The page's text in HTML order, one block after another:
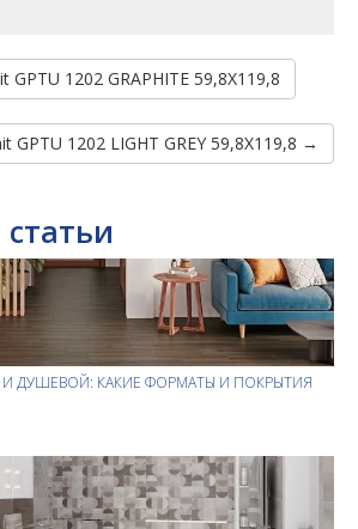
GPTU 1202 GRAPHITE 59,8X119,8
GPTU 1202 LIGHT GREY 59,8X119,8 →
ДУШЕВОЙ: КАКИЕ ФОРМАТЫ И ПОКРЫТИЯ